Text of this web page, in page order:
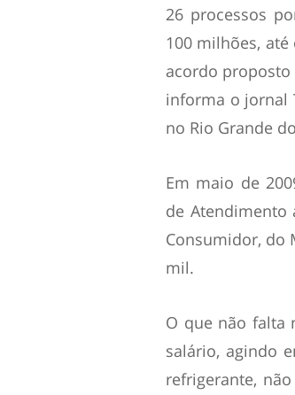
26 processos
100 milhões,
acordo
informa o jornal
no Rio Grande
Em maio de
de Atendimento
Consumidor, do
mil.
O que não falta
salário, agindo
refrigerante,